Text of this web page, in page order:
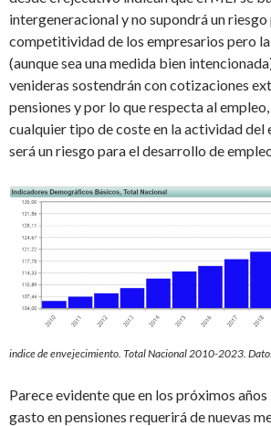
intergeneracional y no supondrá un
competitividad de los empresarios pero
(aunque sea una medida bien
venideras sostendrán con cotizaciones
pensiones y por lo que respecta al
cualquier tipo de coste en la actividad del
será un riesgo para el desarrollo de
indice de envejecimiento. Total Nacional 2010-2023.
Parece evidente que en los próximos
gasto en pensiones requerirá de nuevas